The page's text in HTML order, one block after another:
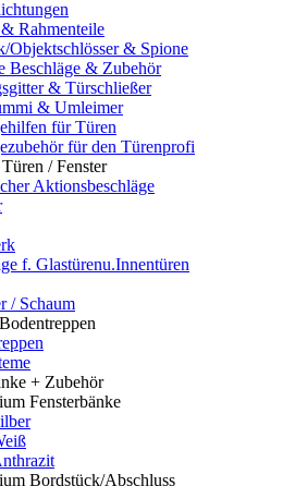
Rahmenteile
Objektschlösser & Spione
Beschläge & Zubehör
& Türschließer
& Umleimer
für Türen
für den Türenprofi
/ Fenster
Aktionsbeschläge
f. Glastürenu.Innentüren
/ Schaum
+ Zubehör
Fensterbänke
Bordstück/Abschluss